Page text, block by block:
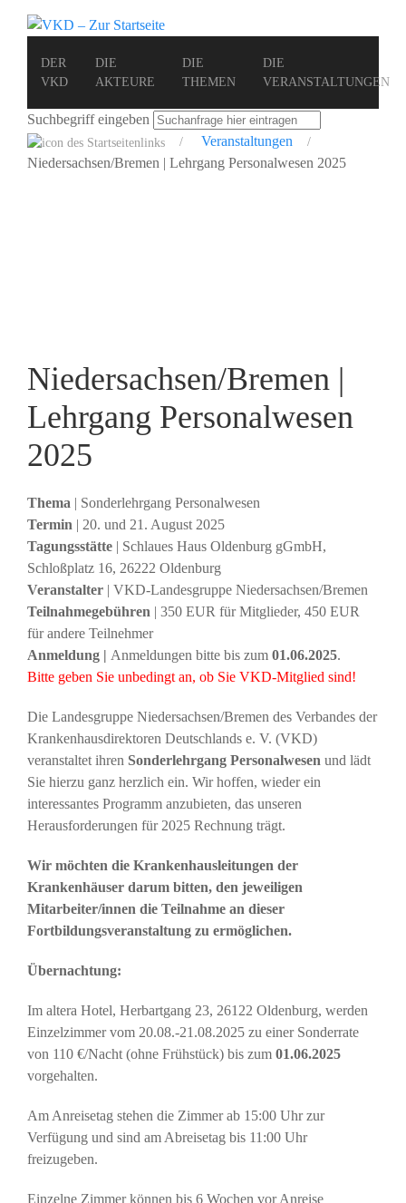
DER
VKD
DIE
AKTEURE
DIE
THEMEN
DIE
VERANSTALTUNGEN
Suchbegriff eingeben
Veranstaltungen
Niedersachsen/Bremen | Lehrgang Personalwesen 2025
Niedersachsen/Bremen |
Lehrgang Personalwesen
2025
Thema | Sonderlehrgang Personalwesen
Termin | 20. und 21. August 2025
Tagungsstätte | Schlaues Haus Oldenburg gGmbH,
Schloßplatz 16, 26222 Oldenburg
Veranstalter | VKD-Landesgruppe Niedersachsen/Bremen
Teilnahmegebühren | 350 EUR für Mitglieder, 450 EUR
für andere Teilnehmer
Anmeldung | Anmeldungen bitte bis zum 01.06.2025.
Bitte geben Sie unbedingt an, ob Sie VKD-Mitglied sind!
Die Landesgruppe Niedersachsen/Bremen des Verbandes der
Krankenhausdirektoren Deutschlands e. V. (VKD)
veranstaltet ihren Sonderlehrgang Personalwesen und lädt
Sie hierzu ganz herzlich ein. Wir hoffen, wieder ein
interessantes Programm anzubieten, das unseren
Herausforderungen für 2025 Rechnung trägt.
Wir möchten die Krankenhausleitungen der
Krankenhäuser darum bitten, den jeweiligen
Mitarbeiter/innen die Teilnahme an dieser
Fortbildungsveranstaltung zu ermöglichen.
Übernachtung:
Im altera Hotel, Herbartgang 23, 26122 Oldenburg, werden
Einzelzimmer vom 20.08.-21.08.2025 zu einer Sonderrate
von 110 €/Nacht (ohne Frühstück) bis zum 01.06.2025
vorgehalten.
Am Anreisetag stehen die Zimmer ab 15:00 Uhr zur
Verfügung und sind am Abreisetag bis 11:00 Uhr
freizugeben.
Einzelne Zimmer können bis 6 Wochen vor Anreise